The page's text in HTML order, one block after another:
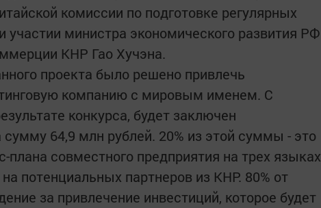
комиссии по подготовке регулярных
участии министра экономического развития РФ
КНР Гао Хучэна.
проекта было решено привлечь
компанию с мировым именем. С
конкурса, будет заключен
64,9 млн рублей. 20% из этой суммы - это
плана совместного предприятия на трех
потенциальных партнеров из КНР. 80% от
за привлечение инвестиций, которое будет